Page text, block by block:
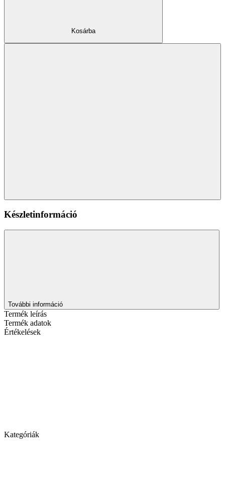
Kosárba
Készletinformáció
További információ
Termék leírás
Termék adatok
Értékelések
Kategóriák